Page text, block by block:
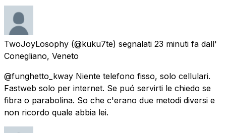
TwoJoyLosophy (@kuku7te) segnalati 23 minuti fa dall'
Conegliano, Veneto
@funghetto_kway Niente telefono fisso, solo cellulari.
Fastweb solo per internet. Se puó servirti le chiedo se
fibra o parabolina. So che c'erano due metodi diversi e
non ricordo quale abbia lei.